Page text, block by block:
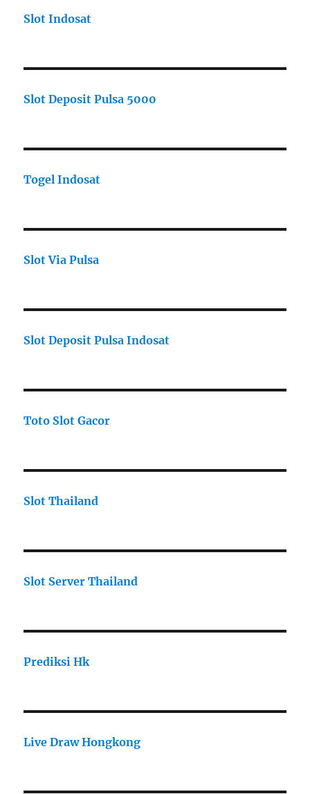
Slot Indosat
Slot Deposit Pulsa 5000
Togel Indosat
Slot Via Pulsa
Slot Deposit Pulsa Indosat
Toto Slot Gacor
Slot Thailand
Slot Server Thailand
Prediksi Hk
Live Draw Hongkong